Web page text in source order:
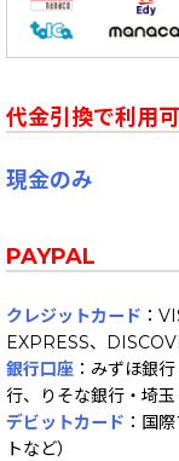
代金引換で利用
現金のみ
PAYPAL
クレジットカード ：
EXPRESS、
銀行口座 ：みずほ銀
行、りそな銀行・埼
デビットカード ：国
トなど）